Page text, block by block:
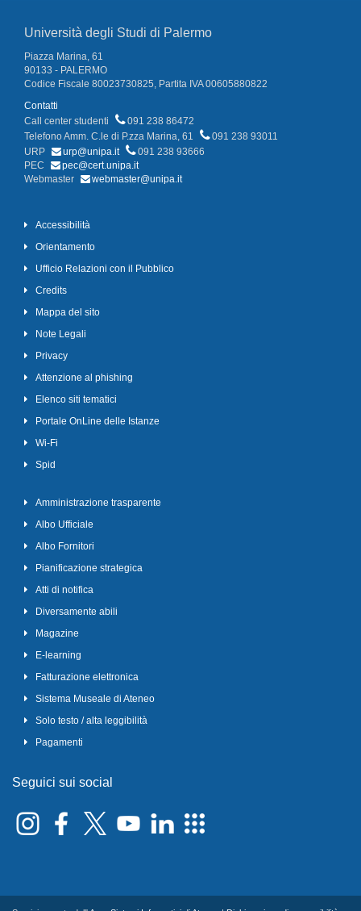
Università degli Studi di Palermo
Piazza Marina, 61
90133 - PALERMO
Codice Fiscale 80023730825, Partita IVA 00605880822
Contatti
Call center studenti
091 238 86472
Telefono Amm. C.le di P.zza Marina, 61
091 238 93011
URP
urp@unipa.it
091 238 93666
PEC
pec@cert.unipa.it
Webmaster
webmaster@unipa.it
Accessibilità
Orientamento
Ufficio Relazioni con il Pubblico
Credits
Mappa del sito
Note Legali
Privacy
Attenzione al phishing
Elenco siti tematici
Portale OnLine delle Istanze
Wi-Fi
Spid
Amministrazione trasparente
Albo Ufficiale
Albo Fornitori
Pianificazione strategica
Atti di notifica
Diversamente abili
Magazine
E-learning
Fatturazione elettronica
Sistema Museale di Ateneo
Solo testo / alta leggibilità
Pagamenti
Seguici sui social